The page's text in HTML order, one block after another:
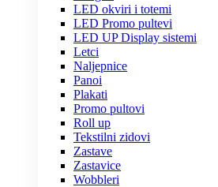
LED okviri i totemi
LED Promo pultevi
LED UP Display sistemi
Letci
Naljepnice
Panoi
Plakati
Promo pultovi
Roll up
Tekstilni zidovi
Zastave
Zastavice
Wobbleri